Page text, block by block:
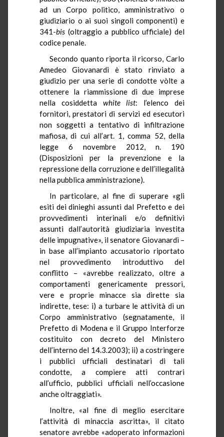
ad un Corpo politico, amministrativo o
giudiziario o ai suoi singoli componenti) e
341-bis (oltraggio a pubblico ufficiale) del
codice penale.
Secondo quanto riporta il ricorso, Carlo
Amedeo Giovanardi è stato rinviato a
giudizio per una serie di condotte vòlte a
ottenere la riammissione di due imprese
nella cosiddetta whitelist: l’elenco dei
fornitori, prestatori di servizi ed esecutori
non soggetti a tentativo di infiltrazione
mafiosa, di cui all’art. 1, comma 52, della
legge 6 novembre 2012, n. 190
(Disposizioni per la prevenzione e la
repressione della corruzione e dell’illegalità
nella pubblica amministrazione).
In particolare, al fine di superare «gli
esiti dei dinieghi assunti dal Prefetto e dei
provvedimenti interinali e/o definitivi
assunti dall’autorità giudiziaria investita
delle impugnative», il senatore Giovanardi –
in base all’impianto accusatorio riportato
nel provvedimento introduttivo del
conflitto – «avrebbe realizzato, oltre a
comportamenti genericamente pressori,
vere e proprie minacce sia dirette sia
indirette, tese: i) a turbare le attività di un
Corpo amministrativo (segnatamente, il
Prefetto di Modena e il Gruppo Interforze
costituito con decreto del Ministero
dell’interno del 14.3.2003); ii) a costringere
i pubblici ufficiali destinatari di tali
condotte, a compiere atti contrari
all’ufficio, pubblici ufficiali nell’occasione
anche oltraggiati».
Inoltre, «al fine di meglio esercitare
l’attività di minaccia ascritta», il citato
senatore avrebbe «adoperato informazioni